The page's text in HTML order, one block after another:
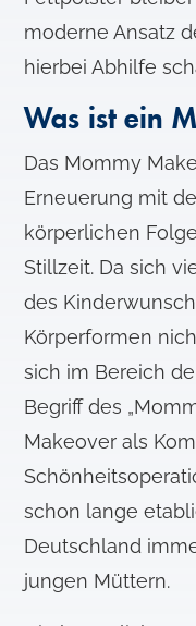
moderne Ansatz
hierbei Abhilfe
Was ist ein
Das Mommy
Erneuerung mit
körperlichen
Stillzeit. Da sich
des
Körperformen
sich im Bereich
Begriff des
Makeover als
schon lange
Deutschland
jungen Müttern.